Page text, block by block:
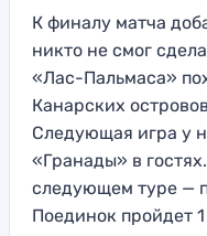
К финалу матча
никто не смог
«Лас-Пальмаса»
Канарских
Следующая игра у
«Гранады» в
следующем туре —
Поединок пройдет